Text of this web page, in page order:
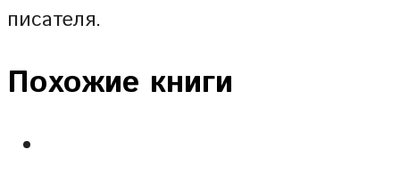
писателя.
Похожие книги